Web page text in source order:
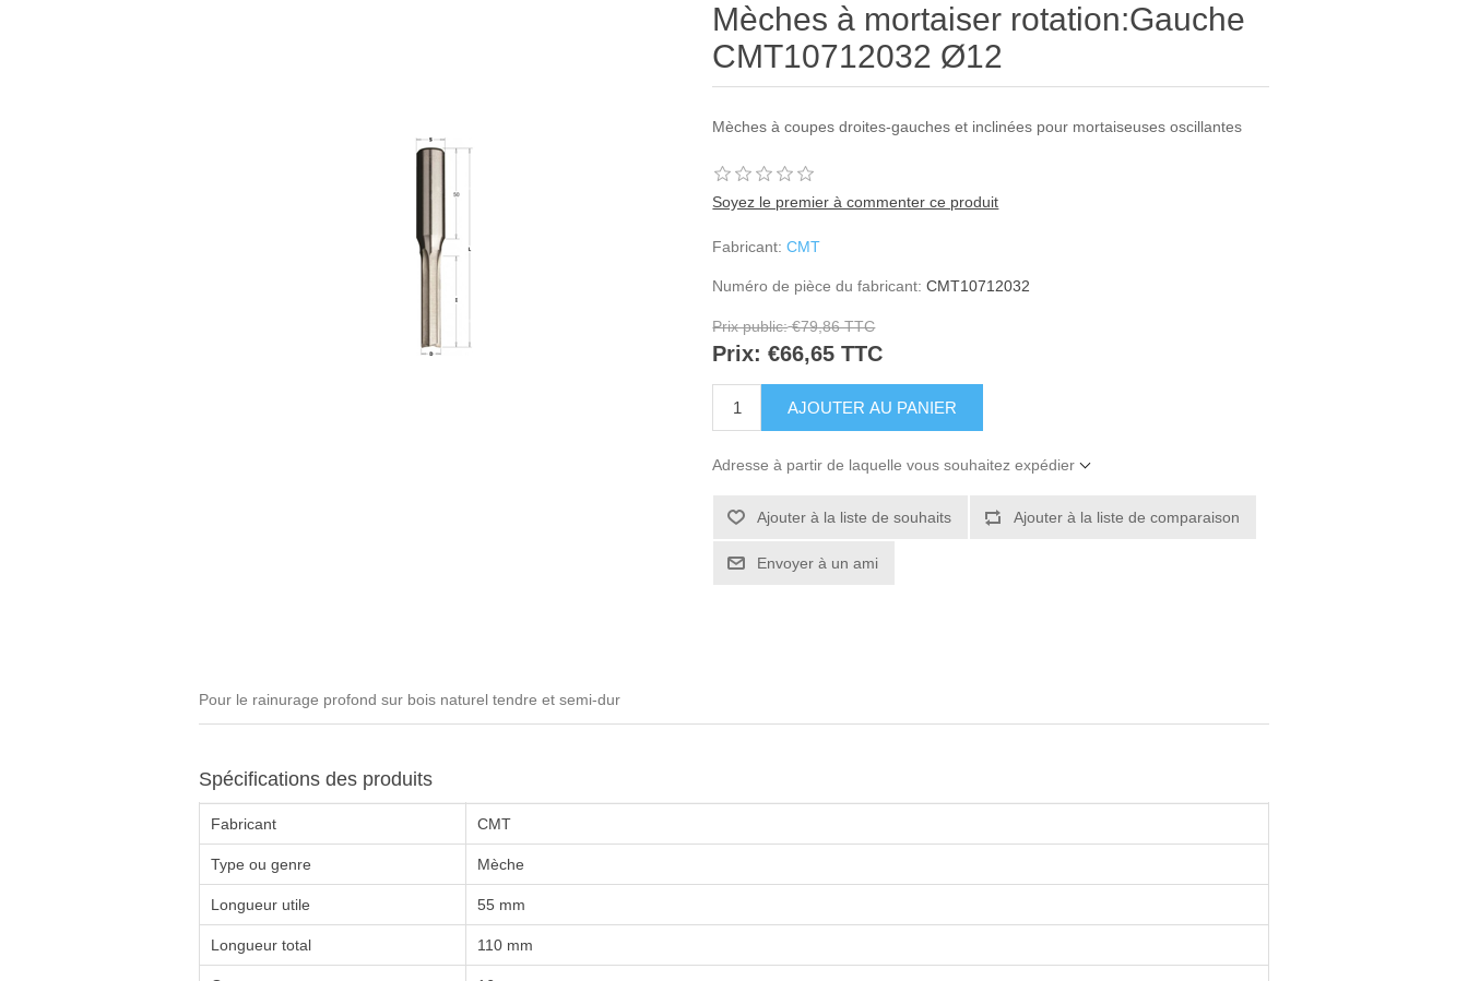
Mèches à mortaiser rotation:Gauche
CMT10712032 Ø12
Mèches à coupes droites-gauches et inclinées pour mortaiseuses oscillantes
Soyez le premier à commenter ce produit
Fabricant: CMT
Numéro de pièce du fabricant: CMT10712032
Prix public: €79,86 TTC
Prix: €66,65 TTC
Adresse à partir de laquelle vous souhaitez expédier
Pour le rainurage profond sur bois naturel tendre et semi-dur
Spécifications des produits
Fabricant CMT
Type ou genre Mèche
Longueur utile 55 mm
Longueur total 110 mm